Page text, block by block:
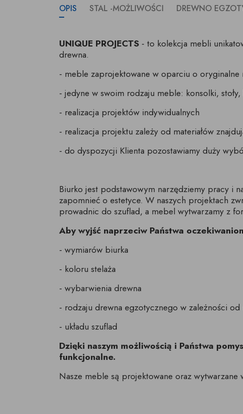
OPIS STAL -MOŻLIWOŚCI DREWNO
UNIQUE PROJECTS - to kolekcja mebli
drewna.
- meble zaprojektowane w oparciu o
- jedyne w swoim rodzaju meble: konsolki,
- realizacja projektów indywidualnych
- realizacja projektu zależy od materiałów
- do dyspozycji Klienta pozostawiamy duży
Biurko jest podstawowym narzędziemy pracy i
zapomnieć o estetyce. W naszych projektach
prowadnic do szuflad, a mebel wytwarzamy z
Aby wyjść naprzeciw Państwa
- wymiarów biurka
- koloru stelaża
- wybarwienia drewna
- rodzaju drewna egzotycznego w zależności
- układu szuflad
Dzięki naszym możliwością i Państwa
funkcjonalne.
Nasze meble są projektowane oraz wytwarzane